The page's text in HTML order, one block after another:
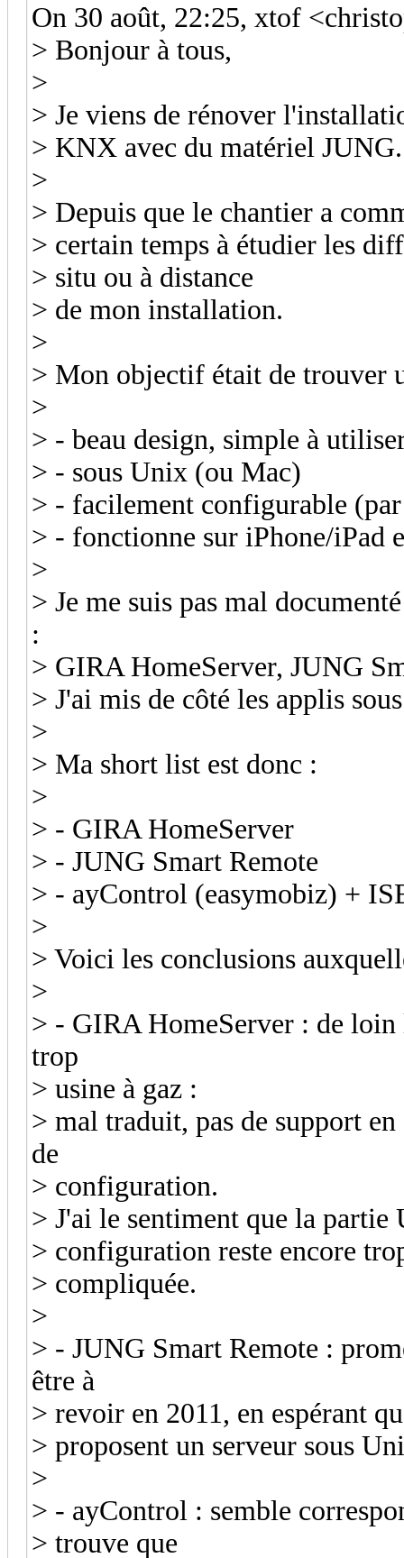
On 30 août, 22:25, xtof
> Bonjour à tous,
>
> Je viens de rénover
> KNX avec du matériel JUNG.
>
> Depuis que le chantier a
> certain temps à étudier les
> situ ou à distance
> de mon installation.
>
> Mon objectif était de trouver
>
> - beau design, simple à
> - sous Unix (ou Mac)
> - facilement configurable
> - fonctionne sur iPhone/iPad
>
> Je me suis pas mal
:
> GIRA HomeServer, JUNG
> J'ai mis de côté les applis
>
> Ma short list est donc :
>
> - GIRA HomeServer
> - JUNG Smart Remote
> - ayControl (easymobiz) +
>
> Voici les conclusions
>
> - GIRA HomeServer : de
trop
> usine à gaz :
> mal traduit, pas de support
de
> configuration.
> J'ai le sentiment que la partie
> configuration reste encore
> compliquée.
>
> - JUNG Smart Remote :
être à
> revoir en 2011, en espérant
> proposent un serveur sous
>
> - ayControl : semble
> trouve que